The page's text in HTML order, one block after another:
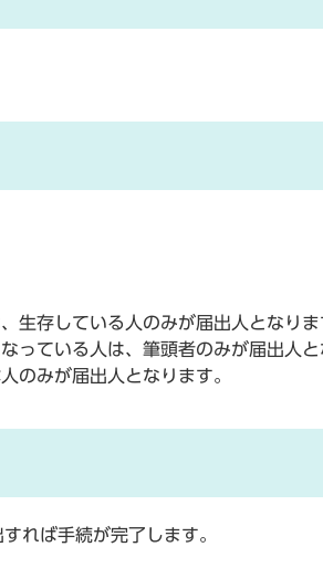
生存している人のみが届出人となりま
っている人は、筆頭者のみが届出人と
のみが届出人となります。
れば手続が完了します。